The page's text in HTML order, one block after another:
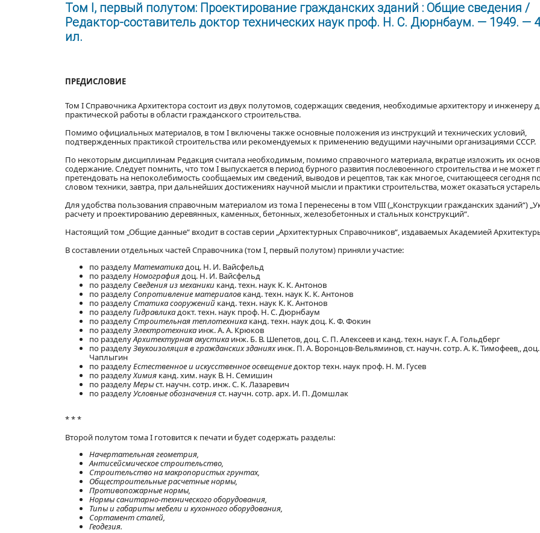
Том I, первый полутом: Проектирование гражданских зданий : Общие сведения /
Редактор-составитель доктор технических наук проф. Н. С. Дюрнбаум. — 1949. —
ил.
ПРЕДИСЛОВИЕ
Том I Справочника Архитектора состоит из двух полутомов, содержащих сведения, необходимые архитектору и инженеру
практической работы в области гражданского строительства.
Помимо официальных материалов, в том I включены также основные положения из инструкций и технических условий,
подтвержденных практикой строительства или рекомендуемых к применению ведущими научными организациями СССР.
По некоторым дисциплинам Редакция считала необходимым, помимо справочного материала, вкратце изложить их
содержание. Следует помнить, что том I выпускается в период бурного развития послевоенного строительства и не может
претендовать на непоколебимость сообщаемых им сведений, выводов и рецептов, так как многое, считающееся сегодня
словом техники, завтра, при дальнейших достижениях научной мысли и практики строительства, может оказаться
Для удобства пользования справочным материалом из тома I перенесены в том VIII („Конструкции гражданских зданий“)
расчету и проектированию деревянных, каменных, бетонных, железобетонных и стальных конструкций“.
Настоящий том „Общие данные“ входит в состав серии „Архитектурных Справочников“, издаваемых Академией
В составлении отдельных частей Справочника (том I, первый полутом) приняли участие:
по разделуМатематикадоц. Н. И. Вайсфельд
по разделуНомографиядоц. Н. И. Вайсфельд
по разделу Сведения из механики канд. техн. наук К. К. Антонов
по разделу Сопротивление материалов канд. техн. наук К. К. Антонов
по разделу Статика сооружений канд. техн. наук К. К. Антонов
по разделуГидравликадокт. техн. наук проф. Н. С. Дюрнбаум
по разделу Строительная теплотехника канд. техн. наук доц. К. Ф. Фокин
по разделуЭлектротехника инж. А. А. Крюков
по разделуАрхитектурная акустика инж. Б. В. Шепетов, доц. С. П. Алексеев и канд. техн. наук Г. А. Гольдберг
по разделуЗвукоизоляция в гражданских зданияхинж. П. А. Воронцов-Вельяминов, ст. научн. сотр. А. К. Тимофеев,,
Чаплыгин
по разделуЕстественное и искусственное освещениедоктор техн. наук проф. Н. М. Гусев
по разделуХимия канд. хим. наук В. Н. Семишин
по разделуМерыст. научн. сотр. инж. С. К. Лазаревич
по разделуУсловные обозначенияст. научн. сотр. арх. И. П. Домшлак
* * *
Второй полутом тома I готовится к печати и будет содержать разделы:
Начертательная геометрия,
Антисейсмическое строительство,
Строительство на макропористых грунтах,
Общестроительные расчетные нормы,
Противопожарные нормы,
Нормы санитарно-технического оборудования,
Типы и габариты мебели и кухонного оборудования,
Сортамент сталей,
Геодезия.